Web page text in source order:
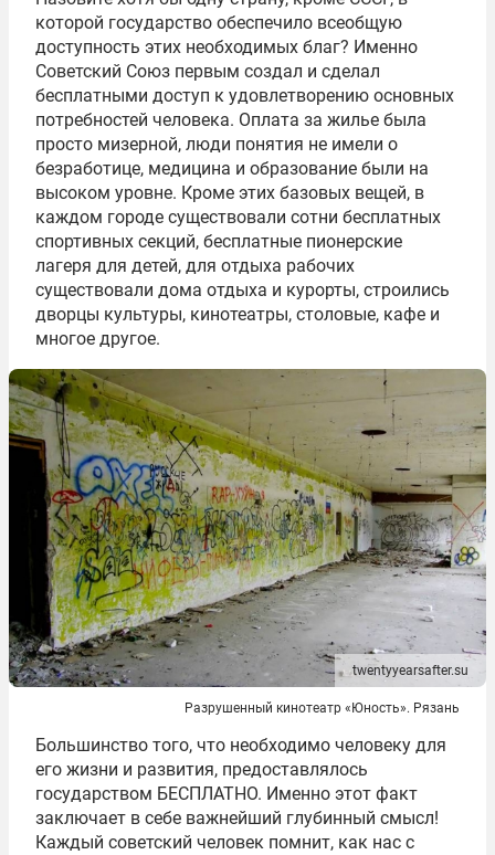
которой государство обеспечило всеобщую
доступность этих необходимых благ? Именно
Советский Союз первым создал и сделал
бесплатными доступ к удовлетворению основных
потребностей человека. Оплата за жилье была
просто мизерной, люди понятия не имели о
безработице, медицина и образование были на
высоком уровне. Кроме этих базовых вещей, в
каждом городе существовали сотни бесплатных
спортивных секций, бесплатные пионерские
лагеря для детей, для отдыха рабочих
существовали дома отдыха и курорты, строились
дворцы культуры, кинотеатры, столовые, кафе и
многое другое.
twentyyearsafter.su
Разрушенный кинотеатр «Юность». Рязань
Большинство того, что необходимо человеку для
его жизни и развития, предоставлялось
государством БЕСПЛАТНО. Именно этот факт
заключает в себе важнейший глубинный смысл!
Каждый советский человек помнит, как нас с